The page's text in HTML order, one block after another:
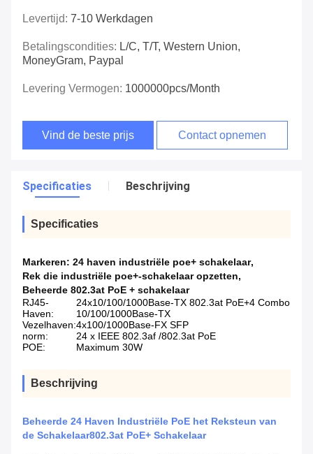
Levertijd: 7-10 Werkdagen
Betalingscondities: L/C, T/T, Western Union,
MoneyGram, Paypal
Levering Vermogen: 1000000pcs/month
Vind de beste prijs Contact opnemen
Specificaties Beschrijving
Specificaties
Markeren: 24 haven industriële poe+ schakelaar,
Rek die industriële poe+-schakelaar opzetten,
Beheerde 802.3at PoE + schakelaar
RJ45-
Haven:
24x10/100/1000Base-TX 802.3at PoE+4 Combo
10/100/1000Base-TX
Vezelhaven:4x100/1000Base-FX SFP
norm:
24 x IEEE 802.3af /802.3at PoE
POE:
Maximum 30W
Beschrijving
Beheerde 24 Haven Industriële PoE het Reksteun van
de Schakelaar802.3at PoE+ Schakelaar